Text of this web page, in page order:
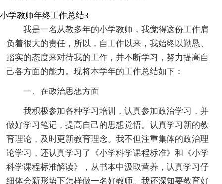
小学教师年终工作总结3
我是一名从教多年的小学教师，我觉得这份工作肩
负着很大的责任，所以，自工作以来，我始终以勤恳、
踏实的态度来对待我的工作，并不断学习，努力提高自
己各方面的能力。现将本学年的工作总结如下：
一、在政治思想方面
我积极参加各种学习培训，认真参加政治学习，并
做好学习笔记，提高自己的思想觉悟。认真学习新的教
育理论，及时更新教育理念。我不但注重集体的政治理
论学习，还认真学习了《小学科学课程标准》和《小学
科学课程标准解读》，从书本中汲取营养，认真学习仔
细体会新形势下怎样做一名好教师。我还深知要教育好